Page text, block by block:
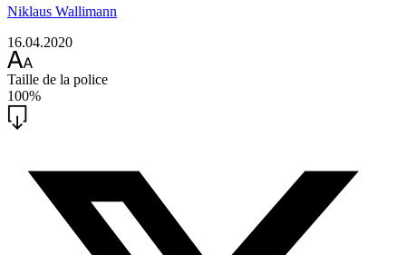
Niklaus Wallimann
16.04.2020
Taille de la police
100%